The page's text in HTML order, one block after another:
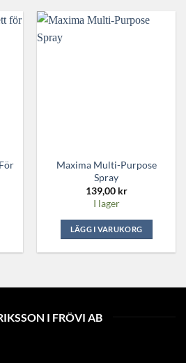
Maxima Multi-Purpose
Spray
139,00 kr
I lager
LÄGG I VARUKORG
I FRÖVI AB